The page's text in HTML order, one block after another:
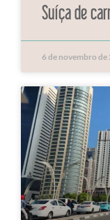
Suíça de
6 de novembro de